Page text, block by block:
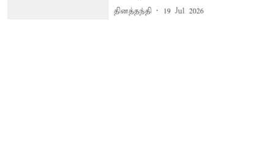
தினத்தந்தி 19 Jul 2026